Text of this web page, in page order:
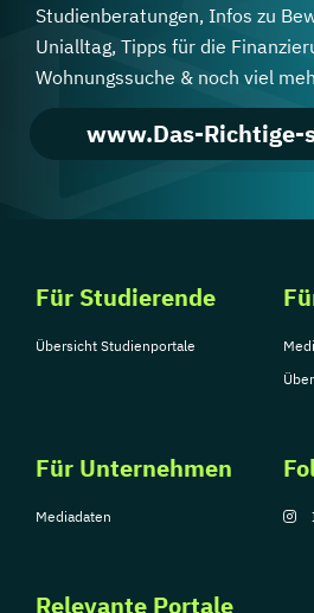
Studienberatungen, Infos zu
Unialltag, Tipps für die
Wohnungssuche & noch viel
www.Das-Richtige-
Für Studierende
Übersicht Studienportale
Für Unternehmen
Mediadaten
Relevante Portale